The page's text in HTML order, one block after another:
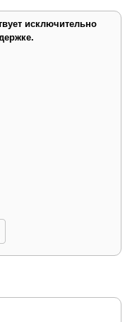
исключительно